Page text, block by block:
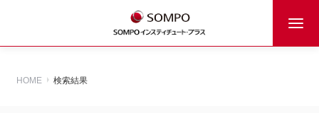
HOME 検索結果